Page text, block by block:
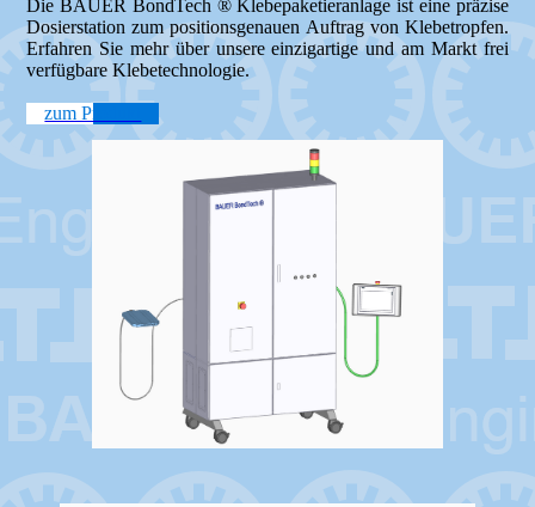
Die BAUER BondTech ® Klebepaketieranlage ist eine präzise
Dosierstation zum positionsgenauen Auftrag von Klebetropfen.
Erfahren Sie mehr über unsere einzigartige und am Markt frei
verfügbare Klebetechnologie.
zum Produkt